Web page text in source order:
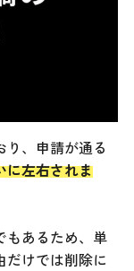
、申請が通る
に左右されま
もあるため、単
だけでは削除に